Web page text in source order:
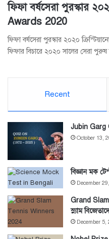
ফিফা বর্ষসেরা পুরস্কার
Awards 2020
ফিফা বর্ষসেরা পুরস্কার ২০২০
ফিফার বিচারে ২০২০ সালের সেরা
Recent
Jubin Garg
October 13,
বিজ্ঞান মক
December
Grand Slam
স্ল্যাম
December 5,